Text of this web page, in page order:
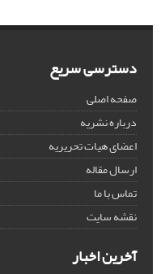
دسترسی سریع
صفحه اصلی
درباره نشریه
اعضای هیات تحریریه
ارسال مقاله
تماس با ما
نقشه سایت
آخرین اخبار